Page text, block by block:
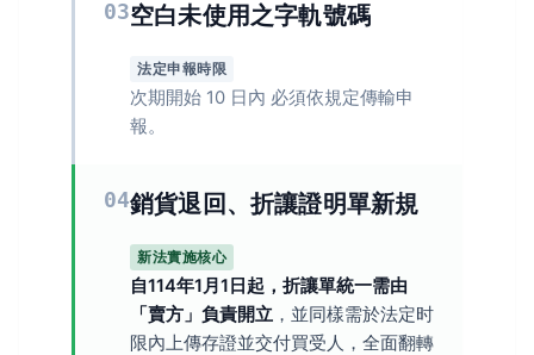
03空白未使用之字軌號碼
法定申報時限
次期開始 10 日內 必須依規定傳輸申
報。
04銷貨退回、折讓證明單新規
新法實施核心
自114年1月1日起，折讓單統一需由
「賣方」負責開立 ，並同樣需於法定时
限內上傳存證並交付買受人，全面翻轉